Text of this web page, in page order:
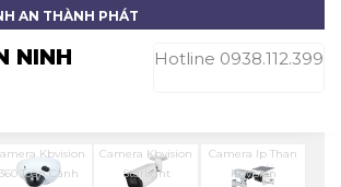
AN THÀNH PHÁT
NINH Hotline 0938.112.399
Kbvision
360 Toàn Cảnh
Camera Kbvision
Starlight
Camera Ip Than
Kbvision